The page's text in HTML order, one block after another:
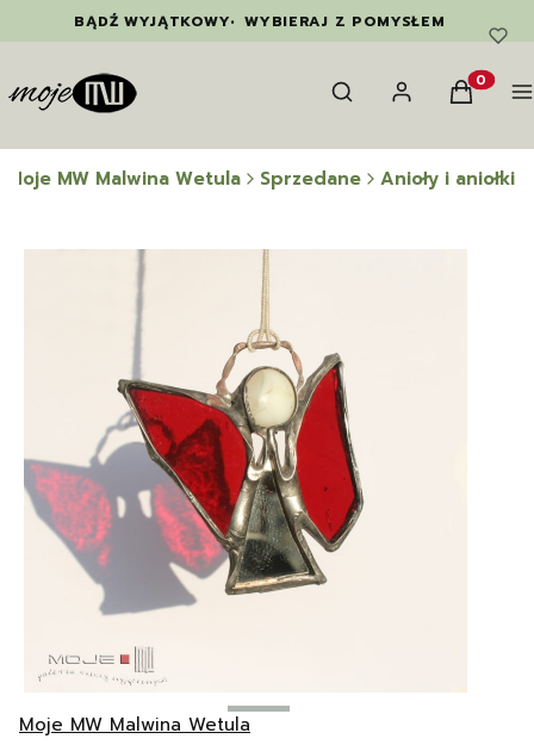
BĄDŹ WYJĄTKOWY• WYBIERAJ Z POMYSŁEM
Otwórz wyszukiwarkę
Szukaj Zaloguj sięKoszyk
Moje MW Malwina Wetula Sprzedane Anioły i aniołki
Moje MW Malwina Wetula